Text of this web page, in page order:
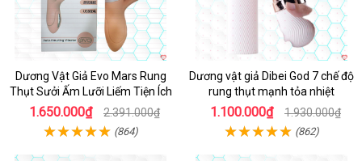
Dương Vật Giả Evo Mars Rung
Thụt Sưởi Ấm Lưỡi Liếm Tiện Ích
1.650.000₫ 2.391.000₫
(864)
Dương vật giả Dibei God 7 chế độ
rung thụt mạnh tỏa nhiệt
1.100.000₫ 1.930.000₫
(862)